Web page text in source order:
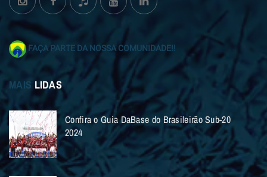
FAÇA PARTE DA NOSSA COMUNIDADE!!
MAIS LIDAS
Confira o Guia DaBase do Brasileirão Sub-20
2024